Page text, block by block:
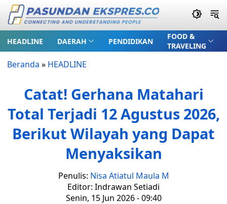
HEADLINE DAERAH PENDIDIKAN
FOOD &
TRAVELING
Beranda » HEADLINE
Catat! Gerhana Matahari
Total Terjadi 12 Agustus 2026,
Berikut Wilayah yang Dapat
Menyaksikan
Penulis: Nisa Atiatul Maula M
Editor: Indrawan Setiadi
Senin, 15 Jun 2026 - 09:40